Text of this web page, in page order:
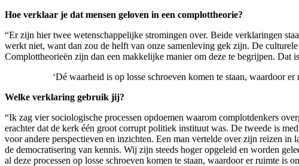
Hoe verklaar je dat mensen geloven in een complottheorie?
“Er zijn hier twee wetenschappelijke stromingen over. Beide verklaringen
werkt niet, want dan zou de helft van onze samenleving gek zijn. De
Complottheorieën zijn dan een makkelijke manier om deze te begrijpen. Dat
‘Dé waarheid is op losse schroeven komen te staan, waardoor
Welke verklaring gebruik jij?
“Ik zag vier sociologische processen opdoemen waarom complotdenkers
erachter dat de kerk één groot corrupt politiek instituut was. De tweede is
voor andere perspectieven en inzichten. Een man vertelde over zijn reizen
de democratisering van kennis. Wij zijn steeds hoger opgeleid en worden
al deze processen op losse schroeven komen te staan, waardoor er ruimte is